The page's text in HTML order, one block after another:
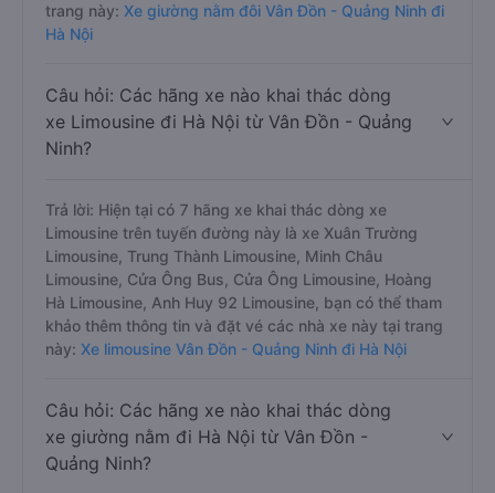
trang này: Xe giường nằm đôi Vân Đồn - Quảng Ninh đi
Hà Nội
Câu hỏi: Các hãng xe nào khai thác dòng
xe Limousine đi Hà Nội từ Vân Đồn - Quảng
Ninh?
Trả lời: Hiện tại có 7 hãng xe khai thác dòng xe
Limousine trên tuyến đường này là xe Xuân Trường
Limousine, Trung Thành Limousine, Minh Châu
Limousine, Cửa Ông Bus, Cửa Ông Limousine, Hoàng
Hà Limousine, Anh Huy 92 Limousine, bạn có thể tham
khảo thêm thông tin và đặt vé các nhà xe này tại trang
này: Xe limousine Vân Đồn - Quảng Ninh đi Hà Nội
Câu hỏi: Các hãng xe nào khai thác dòng
xe giường nằm đi Hà Nội từ Vân Đồn -
Quảng Ninh?